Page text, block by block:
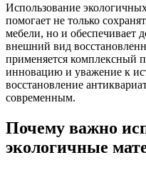
Использование
помогает не только
мебели, но и обеспечивает
внешний вид
применяется комплексный
инновацию и уважение к
восстановление
современным.
Почему важно
экологичные